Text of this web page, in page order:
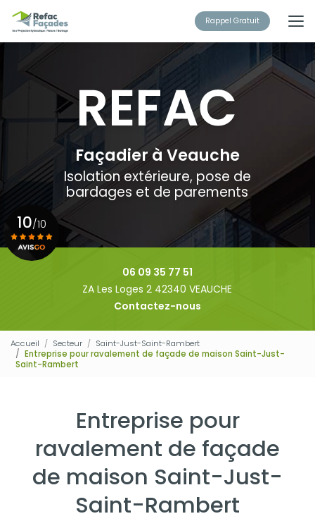
au
contenu
principal
Rappel Gratuit
Façadier à Veauche
Isolation extérieure, pose de
bardages et de parements
06 09 35 77 51
ZA Les Loges 2 42340 VEAUCHE
Contactez-nous
10/10
Accueil Secteur
Saint-Just-Saint-Rambert
Entreprise pour ravalement de façade de maison Saint-Just-
Saint-Rambert
Entreprise pour
ravalement de façade
de maison Saint-Just-
Saint-Rambert